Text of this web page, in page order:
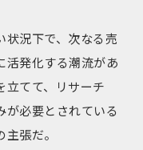
状況下で、次なる売
活発化する潮流があ
立てて、リサーチ
が必要とされている
張だ。